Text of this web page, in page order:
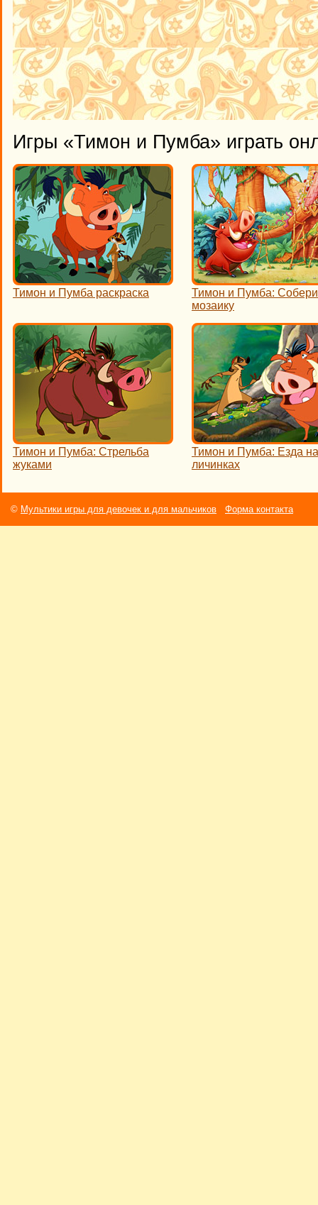
Игры «Тимон и Пумба» играть
Тимон и Пумба раскраска
Тимон и Пумба: Собери
мозаику
Тимон и Пумба: Стрельба
жуками
Тимон и Пумба: Езда на
личинках
© Мультики игры для девочек и для мальчиков Форма контакта